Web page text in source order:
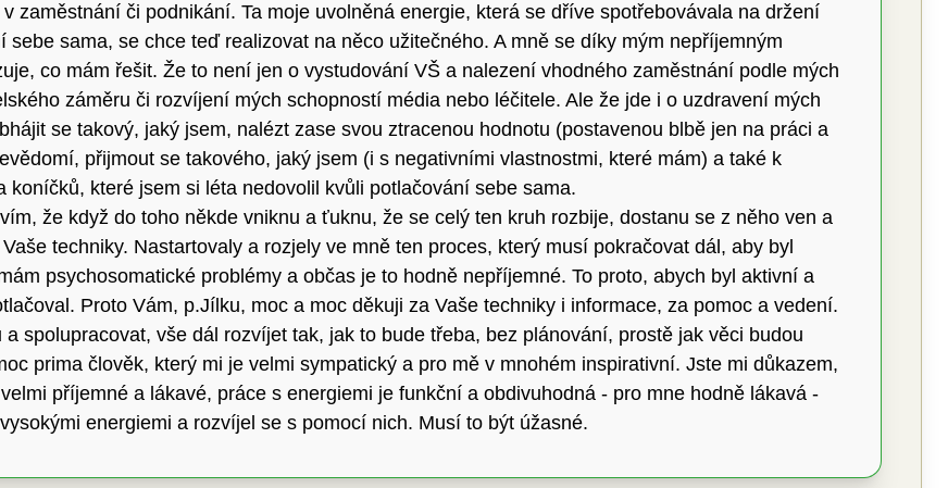
zaměstnání či podnikání. Ta moje uvolněná energie, která se dříve spotřebovávala na držení
sama, se chce teď realizovat na něco užitečného. A mně se díky mým nepříjemným
co mám řešit. Že to není jen o vystudování VŠ a nalezení vhodného zaměstnání podle mých
záměru či rozvíjení mých schopností média nebo léčitele. Ale že jde i o uzdravení mých
se takový, jaký jsem, nalézt zase svou ztracenou hodnotu (postavenou blbě jen na práci a
přijmout se takového, jaký jsem (i s negativními vlastnostmi, které mám) a také k
které jsem si léta nedovolil kvůli potlačování sebe sama.
že když do toho někde vniknu a ťuknu, že se celý ten kruh rozbije, dostanu se z něho ven a
techniky. Nastartovaly a rozjely ve mně ten proces, který musí pokračovat dál, aby byl
psychosomatické problémy a občas je to hodně nepříjemné. To proto, abych byl aktivní a
Proto Vám, p.Jílku, moc a moc děkuji za Vaše techniky i informace, za pomoc a vedení.
spolupracovat, vše dál rozvíjet tak, jak to bude třeba, bez plánování, prostě jak věci budou
prima člověk, který mi je velmi sympatický a pro mě v mnohém inspirativní. Jste mi důkazem,
příjemné a lákavé, práce s energiemi je funkční a obdivuhodná - pro mne hodně lákavá -
energiemi a rozvíjel se s pomocí nich. Musí to být úžasné.